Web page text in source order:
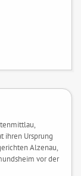
ihren Ursprung
Alzenau,
vor der